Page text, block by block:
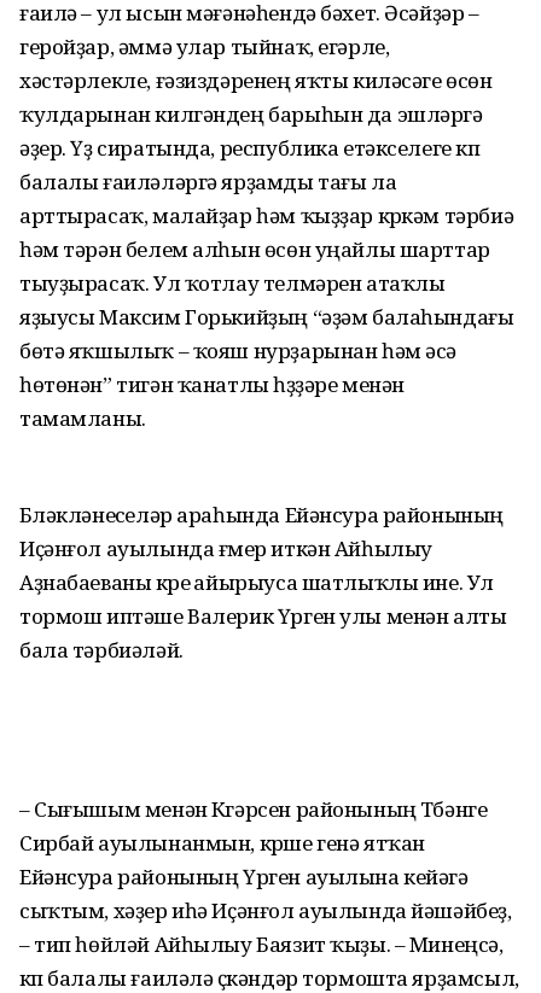
ғаилә – ул ысын мәғәнәһендә бәхет. Әсәйҙәр –
геройҙар, әммә улар тыйнаҡ, егәрле,
хәстәрлекле, ғәзиздәренең яҡты киләсәге өсөн
ҡулдарынан килгәндең барыһын да эшләргә
әҙер. Үҙ сиратында, республика етәкселеге күп
балалы ғаиләләргә ярҙамды тағы ла
арттырасаҡ, малайҙар һәм ҡыҙҙар күркәм тәрбиә
һәм тәрән белем алһын өсөн уңайлы шарттар
тыуҙырасаҡ. Ул ҡотлау телмәрен атаҡлы
яҙыусы Максим Горькийҙың “әҙәм балаһын­дағы
бөтә яҡшылыҡ – ҡояш нурҙарынан һәм әсә
һөтөнән” тигән ҡанатлы һүҙҙәре менән
тамамланы.
Бүләкләнеүселәр араһында Ейәнсура районының
Иҫәнғол ауылында ғүмер иткән Айһылыу
Аҙнабае­ваны күреү айырыуса шатлыҡлы ине. Ул
тормош иптәше Валерик Үрген улы менән алты
бала тәрбиәләй.
– Сығышым менән Күгәрсен районының Түбәнге
Сирбай ауылынанмын, күрше генә ятҡан
Ейәнсура районының Үрген ауылына кейәүгә
сыҡтым, хәҙер иһә Иҫәнғол ауылында йәшәйбеҙ,
– тип һөйләй Айһылыу Баязит ҡыҙы. – Минеңсә,
күп балалы ғаиләлә үҫкәндәр тормошта ярҙамсыл,